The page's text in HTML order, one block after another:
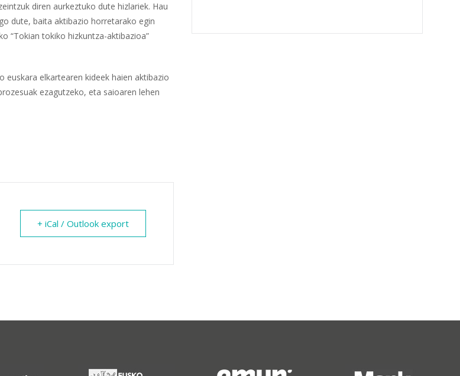
diren aurkeztuko dute hizlariek. Hau
dute, baita aktibazio horretarako egin
“Tokian tokiko hizkuntza-aktibazioa”
euskara elkartearen kideek haien aktibazio
ezagutzeko, eta saioaren lehen
+ iCal / Outlook export